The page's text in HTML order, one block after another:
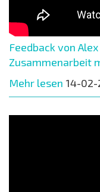
Feedback von
Zusammenarbeit
Mehr lesen 14-02-